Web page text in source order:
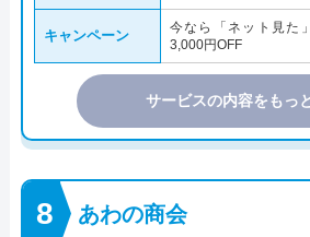
キャンペーン
今なら「ネット見た
3,000円OFF
サービスの内容をもっ
あわの商会